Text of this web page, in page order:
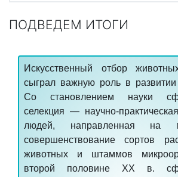
ПОДВЕДЕМ ИТОГИ
Искусственный отбор
сыграл важную роль в развитии
Cо становлением науки
селекция — научно-
людей, направленная на
совершенствование сортов
животных и штаммов
второй половине ХХ в.